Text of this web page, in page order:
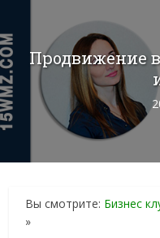
Продвижение
Вы смотрите: Бизнес
»